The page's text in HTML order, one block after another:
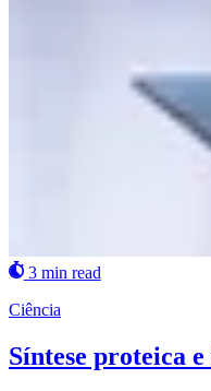
3 min read
Ciência
Síntese proteica